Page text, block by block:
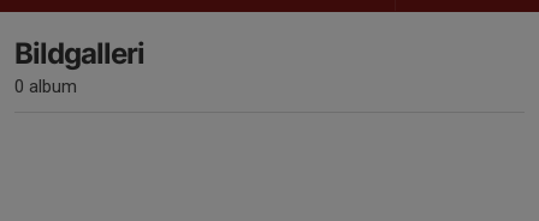
Bildgalleri
0 album